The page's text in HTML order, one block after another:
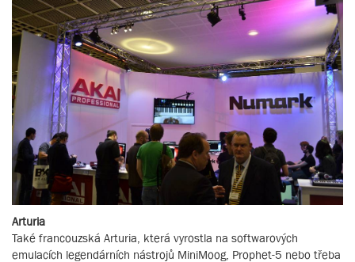
Arturia
Také francouzská Arturia, která vyrostla na softwarových
emulacích legendárních nástrojů MiniMoog, Prophet-5 nebo třeba